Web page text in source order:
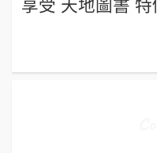
享受 天地圖書